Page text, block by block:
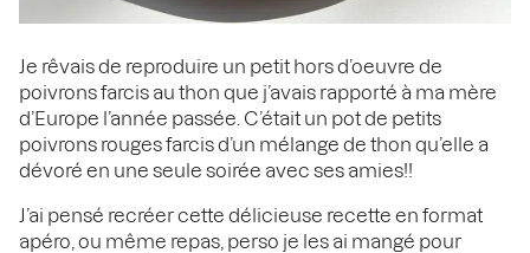
Je rêvais de reproduire un petit hors d’oeuvre de
poivrons farcis au thon que j’avais rapporté à ma mère
d’Europe l’année passée. C’était un pot de petits
poivrons rouges farcis d’un mélange de thon qu’elle a
dévoré en une seule soirée avec ses amies!!
J’ai pensé recréer cette délicieuse recette en format
apéro, ou même repas, perso je les ai mangé pour